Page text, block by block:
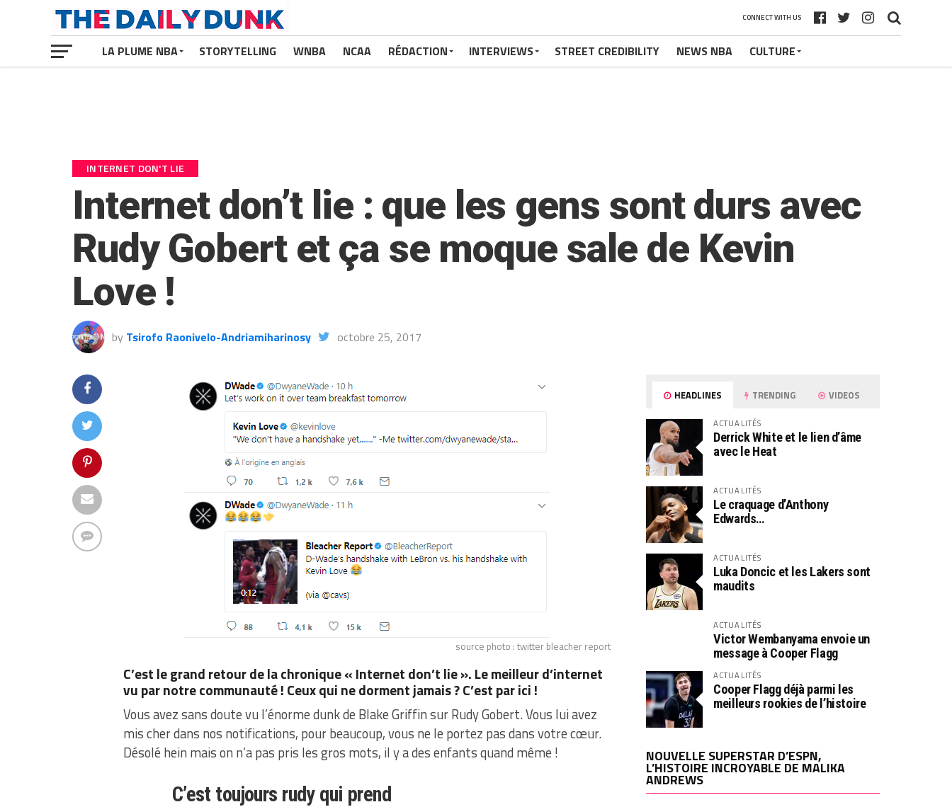
CONNECT WITH US
LA PLUME NBA STORYTELLING WNBA NCAA RÉDACTION INTERVIEWS STREET CREDIBILITY NEWS NBA CULTURE
INTERNET DON'T LIE
Internet don’t lie : que les gens sont durs avec
Rudy Gobert et ça se moque sale de Kevin
Love !
by Tsirofo Raonivelo-Andriamiharinosy octobre 25, 2017
source photo : twitter bleacher report
C’est le grand retour de la chronique « Internet don’t lie ». Le meilleur d’internet
vu par notre communauté ! Ceux qui ne dorment jamais ? C’est par ici !
Vous avez sans doute vu l’énorme dunk de Blake Griffin sur Rudy Gobert. Vous lui avez
mis cher dans nos notifications, pour beaucoup, vous ne le portez pas dans votre cœur.
Désolé hein mais on n’a pas pris les gros mots, il y a des enfants quand même !
C’est toujours rudy qui prend
HEADLINES TRENDING VIDEOS
ACTUALITÉS
Derrick White et le lien d’âme
avec le Heat
ACTUALITÉS
Le craquage d’Anthony
Edwards…
ACTUALITÉS
Luka Doncic et les Lakers sont
maudits
ACTUALITÉS
Victor Wembanyama envoie un
message à Cooper Flagg
ACTUALITÉS
Cooper Flagg déjà parmi les
meilleurs rookies de l’histoire
NOUVELLE SUPERSTAR D’ESPN,
L’HISTOIRE INCROYABLE DE MALIKA
ANDREWS